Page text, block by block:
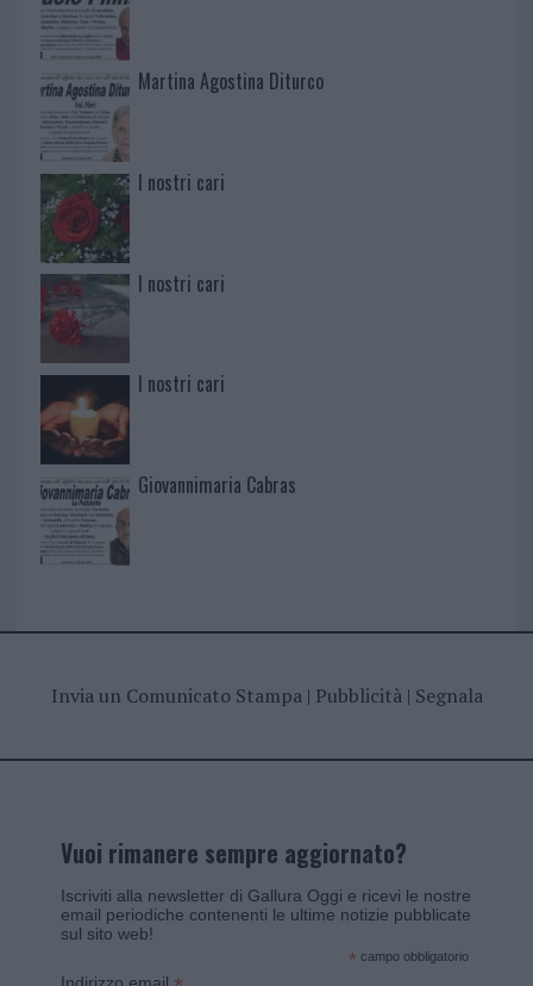
Martina Agostina Diturco
I nostri cari
I nostri cari
I nostri cari
Giovannimaria Cabras
Invia un Comunicato Stampa| Pubblicità| Segnala
Vuoi rimanere sempre aggiornato?
Iscriviti alla newsletter di Gallura Oggi e ricevi le nostre
email periodiche contenenti le ultime notizie pubblicate
sul sito web!
* campo obbligatorio